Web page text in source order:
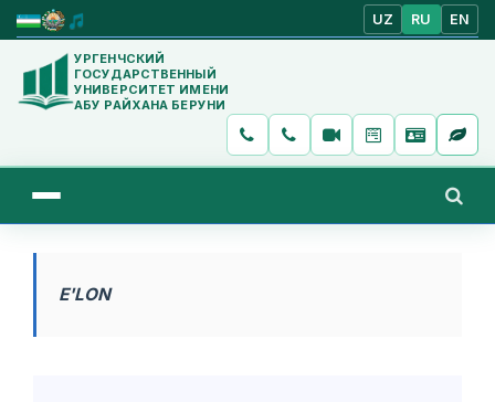
UZ RU EN
УРГЕНЧСКИЙ
ГОСУДАРСТВЕННЫЙ
УНИВЕРСИТЕТ ИМЕНИ
АБУ РАЙХАНА БЕРУНИ
E'LON